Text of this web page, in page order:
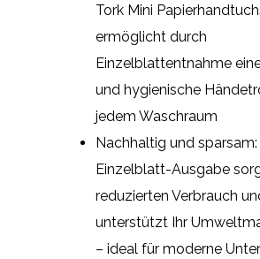
Tork Mini
ermöglicht durch
Einzelblattentnahme
und hygienische
jedem Waschraum
Nachhaltig und sparsam:
Einzelblatt-Ausgabe
reduzierten Verbrauch
unterstützt Ihr
– ideal für moderne